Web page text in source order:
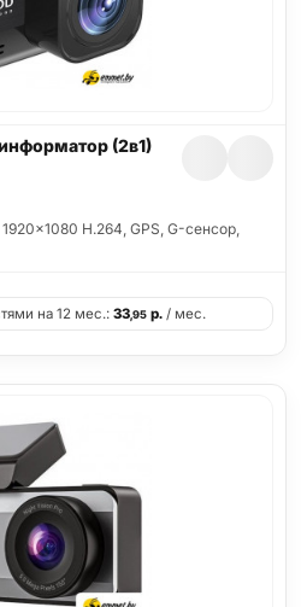
(2в1)
H.264, GPS, G-сенсор,
на 12 мес.: 33,95р./ мес.